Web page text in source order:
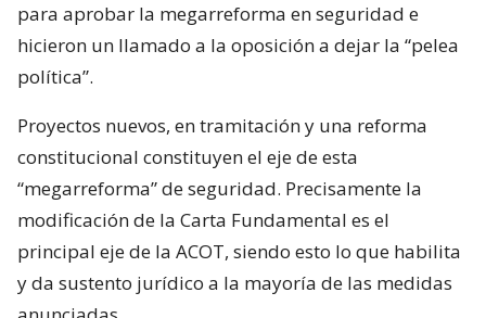
para aprobar la megarreforma en seguridad e
hicieron un llamado a la oposición a dejar la “pelea
política”.
Proyectos nuevos, en tramitación y una reforma
constitucional constituyen el eje de esta
“megarreforma” de seguridad. Precisamente la
modificación de la Carta Fundamental es el
principal eje de la ACOT, siendo esto lo que habilita
y da sustento jurídico a la mayoría de las medidas